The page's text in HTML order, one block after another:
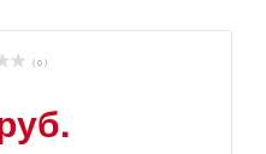
( 0 )